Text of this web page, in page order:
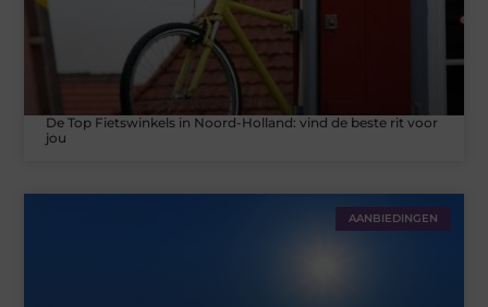
De Top Fietswinkels in Noord-Holland: vind de beste rit voor
jou
AANBIEDINGEN